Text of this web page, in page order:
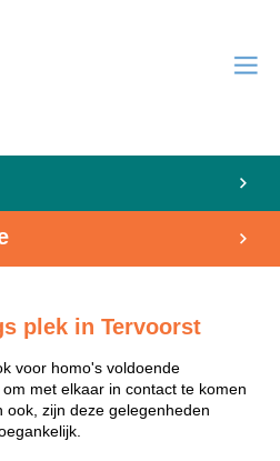
plek in Tervoorst
voor homo's voldoende
met elkaar in contact te komen
ook, zijn deze gelegenheden